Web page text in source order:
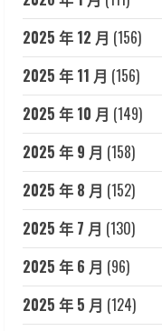
2025 年 12 月 (156)
2025 年 11 月 (156)
2025 年 10 月 (149)
2025 年 9 月 (158)
2025 年 8 月 (152)
2025 年 7 月 (130)
2025 年 6 月 (96)
2025 年 5 月 (124)